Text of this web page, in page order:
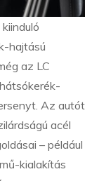
hajtású
az LC
Az autót
acél
– például
kialakítás